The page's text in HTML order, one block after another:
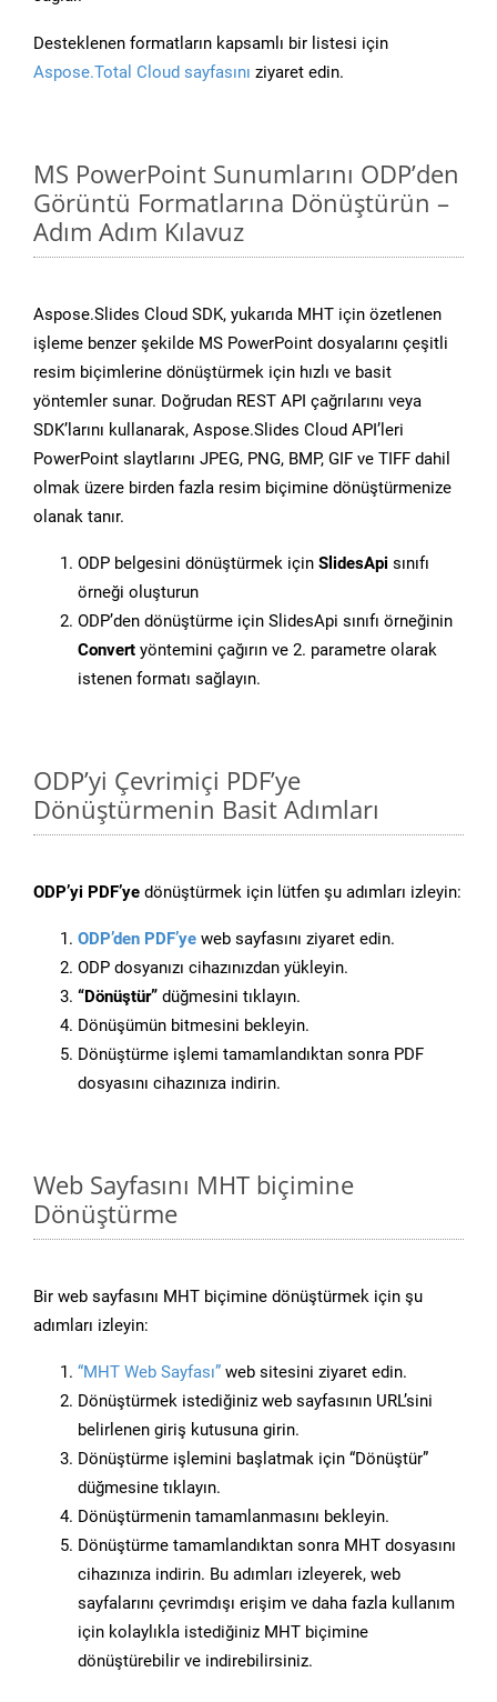
Desteklenen formatların kapsamlı bir listesi için
Aspose.Total Cloud sayfasını ziyaret edin.
MS PowerPoint Sunumlarını ODP’den
Görüntü Formatlarına Dönüştürün –
Adım Adım Kılavuz
Aspose.Slides Cloud SDK, yukarıda MHT için özetlenen
işleme benzer şekilde MS PowerPoint dosyalarını çeşitli
resim biçimlerine dönüştürmek için hızlı ve basit
yöntemler sunar. Doğrudan REST API çağrılarını veya
SDK’larını kullanarak, Aspose.Slides Cloud API’leri
PowerPoint slaytlarını JPEG, PNG, BMP, GIF ve TIFF dahil
olmak üzere birden fazla resim biçimine dönüştürmenize
olanak tanır.
ODP belgesini dönüştürmek için SlidesApi sınıfı
örneği oluşturun
ODP’den dönüştürme için SlidesApi sınıfı örneğinin
Convert yöntemini çağırın ve 2. parametre olarak
istenen formatı sağlayın.
ODP’yi Çevrimiçi PDF’ye
Dönüştürmenin Basit Adımları
ODP’yi PDF’ye dönüştürmek için lütfen şu adımları izleyin:
ODP’den PDF’ye web sayfasını ziyaret edin.
ODP dosyanızı cihazınızdan yükleyin.
“Dönüştür” düğmesini tıklayın.
Dönüşümün bitmesini bekleyin.
Dönüştürme işlemi tamamlandıktan sonra PDF
dosyasını cihazınıza indirin.
Web Sayfasını MHT biçimine
Dönüştürme
Bir web sayfasını MHT biçimine dönüştürmek için şu
adımları izleyin:
“MHT Web Sayfası” web sitesini ziyaret edin.
Dönüştürmek istediğiniz web sayfasının URL’sini
belirlenen giriş kutusuna girin.
Dönüştürme işlemini başlatmak için “Dönüştür”
düğmesine tıklayın.
Dönüştürmenin tamamlanmasını bekleyin.
Dönüştürme tamamlandıktan sonra MHT dosyasını
cihazınıza indirin. Bu adımları izleyerek, web
sayfalarını çevrimdışı erişim ve daha fazla kullanım
için kolaylıkla istediğiniz MHT biçimine
dönüştürebilir ve indirebilirsiniz.